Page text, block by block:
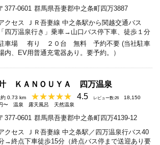
377-0601 群馬県吾妻郡中之条町四万3887
クセス
ＪＲ吾妻線 中之条駅から関越交通バス
「四万温泉行き」乗車→山口バス停下車、徒歩１分
車場
有り ２０台 無料 予約不要 (当社駐車
内、EV用普通充電器あり。要予約。）
ＫＡＮＯＵＹＡ 四万温泉
約 0.73 km 4.5 レビュー数:26
18,150
〜
温泉 露天風呂 天然温泉
377-0601 群馬県吾妻郡中之条町四万4139-12
クセス
ＪＲ吾妻線 中之条駅／四万温泉行バス40
→終点下車徒歩15分（終点バス停まで送迎あり要